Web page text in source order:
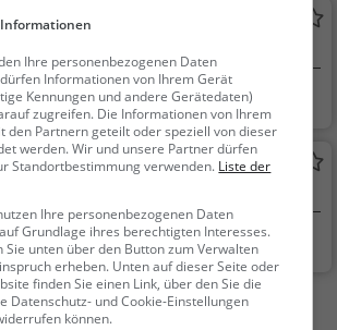
Minigolf Grindelwald
Grindelwald, Schw
eiz
Familie & Kinder,
Sport
Hinterburgseeli
Brienz BE, Schweiz
Familie & Kinder,
Natur, See
in Grindelwald finden
Ihre personenbezogenen Daten
Informationen von Ihrem Gerät
Kennungen und andere Gerätedaten)
zugreifen. Die Informationen von Ihrem
den Partnern geteilt oder speziell von dieser
werden. Wir und unsere Partner dürfen
Standortbestimmung verwenden. Liste der
Ihre personenbezogenen Daten
Grundlage ihres berechtigten Interesses.
Sie unten über den Button zum Verwalten
erheben. Unten auf dieser Seite oder
finden Sie einen Link, über den Sie die
Datenschutz- und Cookie-Einstellungen
können.